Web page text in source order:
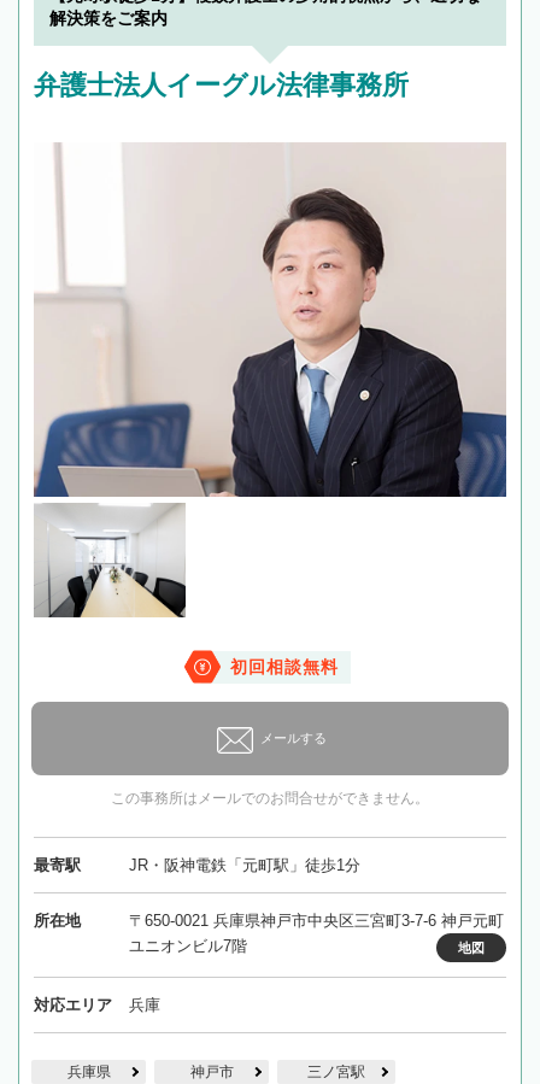
解決策をご案内
弁護士法人イーグル法律事務所
初回相談無料
メールする
この事務所はメールでのお問合せができません。
最寄駅 JR・阪神電鉄「元町駅」徒歩1分
所在地
〒650-0021 兵庫県神戸市中央区三宮町3-7-6 神戸元町
ユニオンビル7階
地図
対応エリア 兵庫
兵庫県 神戸市 三ノ宮駅